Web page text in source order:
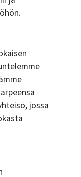
jossa